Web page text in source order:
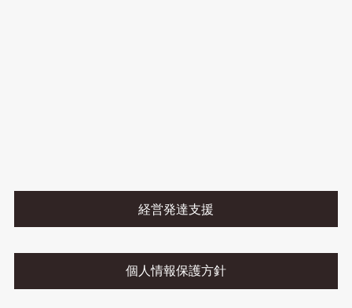
経営発達支援
個人情報保護方針